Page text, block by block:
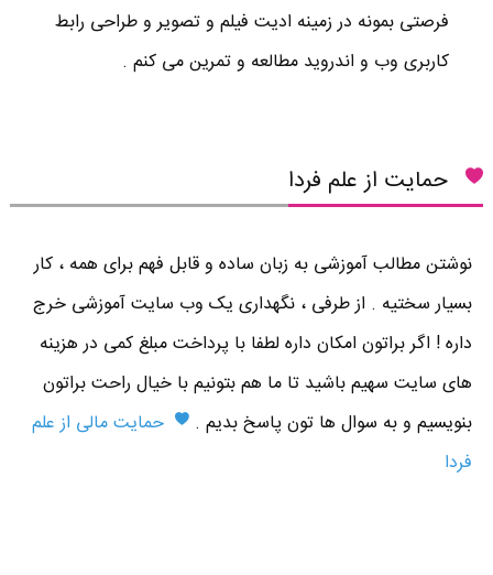
فرصتی بمونه در زمینه ادیت فیلم و تصویر و طراحی رابط
کاربری وب و اندروید مطالعه و تمرین می کنم .
حمایت از علم فردا
نوشتن مطالب آموزشی به زبان ساده و قابل فهم برای همه ، کار
بسیار سختیه . از طرفی ، نگهداری یک وب سایت آموزشی خرج
داره ! اگر براتون امکان داره لطفا با پرداخت مبلغ کمی در هزینه
های سایت سهیم باشید تا ما هم بتونیم با خیال راحت براتون
بنویسیم و به سوال ها تون پاسخ بدیم .
حمایت مالی از علم
فردا